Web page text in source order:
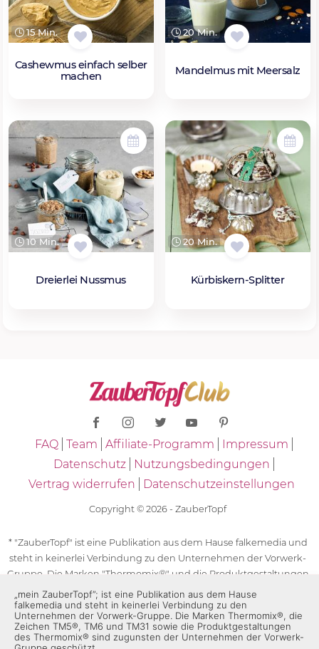
15 Min.
Cashewmus einfach selber
machen
20 Min.
Mandelmus mit Meersalz
10 Min.
Dreierlei Nussmus
20 Min.
Kürbiskern-Splitter
FAQ Team Affiliate-Programm
Impressum
Datenschutz
Nutzungsbedingungen
Vertrag widerrufen
Datenschutzeinstellungen
Copyright © 2026 - ZauberTopf
* "ZauberTopf" ist eine Publikation aus dem Hause falkemedia und
steht in keinerlei Verbindung zu den Unternehmen der Vorwerk-
Gruppe. Die Marken "Thermomix®" und die Produktgestaltungen
des "Thermomix®" sind eingetragene Marken der Unternehmen
der Vorwerk-Gruppe. Die Marken Thermomix®, die Zeichen TM5®,
TM6 und TM31 sowie die Produktgestaltungen des Thermomix®
sind zugunsten der Unternehmen der Vorwerk-Gruppe
„mein ZauberTopf”; ist eine Publikation aus dem Hause
falkemedia und steht in keinerlei Verbindung zu den
Unternehmen der Vorwerk-Gruppe. Die Marken Thermomix®, die
Zeichen TM5®, TM6 und TM31 sowie die Produktgestaltungen
des Thermomix® sind zugunsten der Unternehmen der Vorwerk-